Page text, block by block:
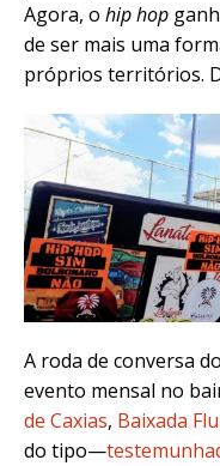
Agora, o hip hop
de ser mais uma
próprios territórios.
A roda de conversa
evento mensal no
de Caxias, Baixada
do tipo—